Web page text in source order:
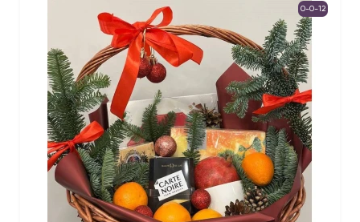
0-0-12